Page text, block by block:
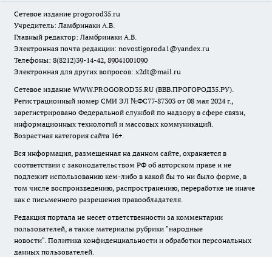
Сетевое издание progorod35.ru
Учредитель: Ламбринаки А.В.
Главный редактор: Ламбринаки А.В.
Электронная почта редакции: novostigoroda1@yandex.ru
Телефоны: 8(8212)39-14-42, 89041001090
Электронная для других вопросов: x2dt@mail.ru
Сетевое издание WWW.PROGOROD35.RU (ВВВ.ПРОГОРОД35.РУ).
Регистрационный номер СМИ ЭЛ №ФС77-87303 от 08 мая 2024 г.,
зарегистрировано Федеральной службой по надзору в сфере связи,
информационных технологий и массовых коммуникаций.
Возрастная категория сайта 16+.
Вся информация, размещенная на данном сайте, охраняется в
соответствии с законодательством РФ об авторском праве и не
подлежит использованию кем-либо в какой бы то ни было форме, в
том числе воспроизведению, распространению, переработке не иначе
как с письменного разрешения правообладателя.
Редакция портала не несет ответственности за комментарии
пользователей, а также материалы рубрики "народные
новости". Политика конфиденциальности и обработки персональных
данных пользователей.